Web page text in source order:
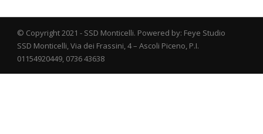
© Copyright 2021 - SSD Monticelli. Powered by: Feye Studio
SSD Monticelli, Via dei Frassini, 4 – Ascoli Piceno, P.I.
01154920449, 0736 43638